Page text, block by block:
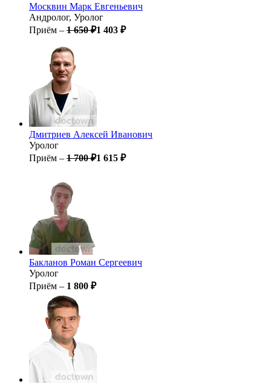
Москвин Марк Евгеньевич
Андролог, Уролог
Приём – 1 650 ₽1 403 ₽
Дмитриев Алексей Иванович
Уролог
Приём – 1 700 ₽1 615 ₽
Бакланов Роман Сергеевич
Уролог
Приём – 1 800 ₽